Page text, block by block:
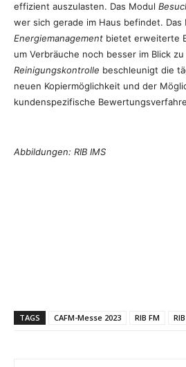
effizient auszulasten. Das Modul
wer sich gerade im Haus befindet. Das
Energiemanagement bietet erweiterte
um Verbräuche noch besser im Blick
Reinigungskontrolle beschleunigt die
neuen Kopiermöglichkeit und der
kundenspezifische
Abbildungen: RIB IMS
TAGS CAFM-Messe 2023 RIB FM